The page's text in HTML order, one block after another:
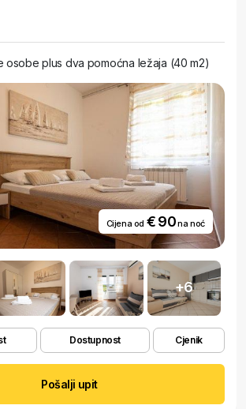
osobe plus dva pomoćna ležaja (40 m2)
Cijena od € 90na noć
+6
Dostupnost Cjenik
Pošalji upit